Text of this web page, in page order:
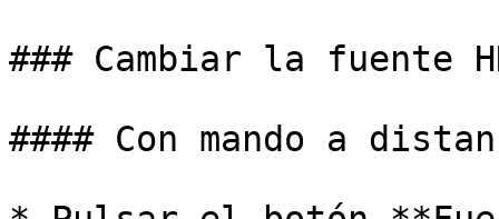
### Cambiar la fuente
#### Con mando a